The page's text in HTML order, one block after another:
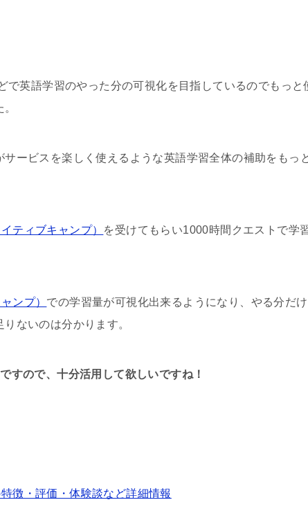
で英語学習のやった分の可視化を目指しているのでもっと
ービスを楽しく使えるような英語学習全体の補助をもっ
ティブキャンプ） を受けてもらい1000時間クエストで学
ンプ） での学習量が可視化出来るようになり、やる分だ
ないのは分かります。
すので、十分活用して欲しいですね！
徴・評価・体験談など詳細情報